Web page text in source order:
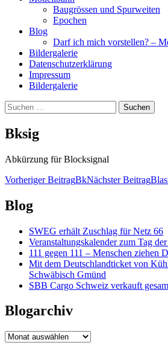
Baugrössen und Spurweiten
Epochen
Blog
Darf ich mich vorstellen? –
Bildergalerie
Datenschutzerklärung
Impressum
Bildergalerie
Suchen
nach:
Bksig
Abkürzung für Blocksignal
Beitragsnavigation
Vorheriger BeitragBkNächster Beitrag
Blog
SWEG erhält Zuschlag für Netz 66
Veranstaltungskalender zum Tag
111 gegen 111 – Menschen ziehen
Mit dem Deutschlandticket von
Schwäbisch Gmünd
SBB Cargo Schweiz verkauft
Blogarchiv
Blogarchiv